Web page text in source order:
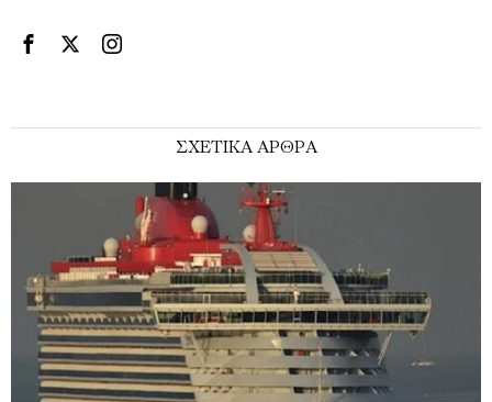
ΣΧΕΤΙΚΑ ΑΡΘΡΑ